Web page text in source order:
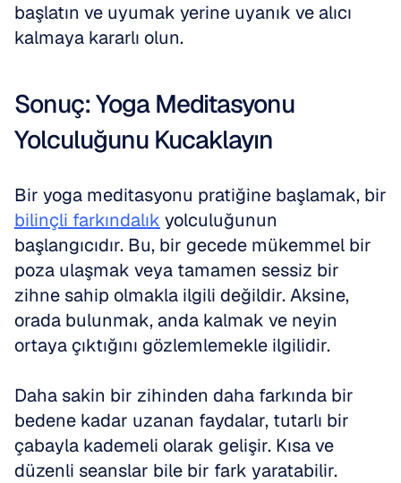
başlatın ve uyumak yerine uyanık ve alıcı
kalmaya kararlı olun.
Sonuç: Yoga Meditasyonu
Yolculuğunu Kucaklayın
bilinçli farkındalık yolculuğunun
başlangıcıdır. Bu, bir gecede mükemmel bir
poza ulaşmak veya tamamen sessiz bir
zihne sahip olmakla ilgili değildir. Aksine,
orada bulunmak, anda kalmak ve neyin
ortaya çıktığını gözlemlemekle ilgilidir.
Daha sakin bir zihinden daha farkında bir
bedene kadar uzanan faydalar, tutarlı bir
çabayla kademeli olarak gelişir. Kısa ve
düzenli seanslar bile bir fark yaratabilir.